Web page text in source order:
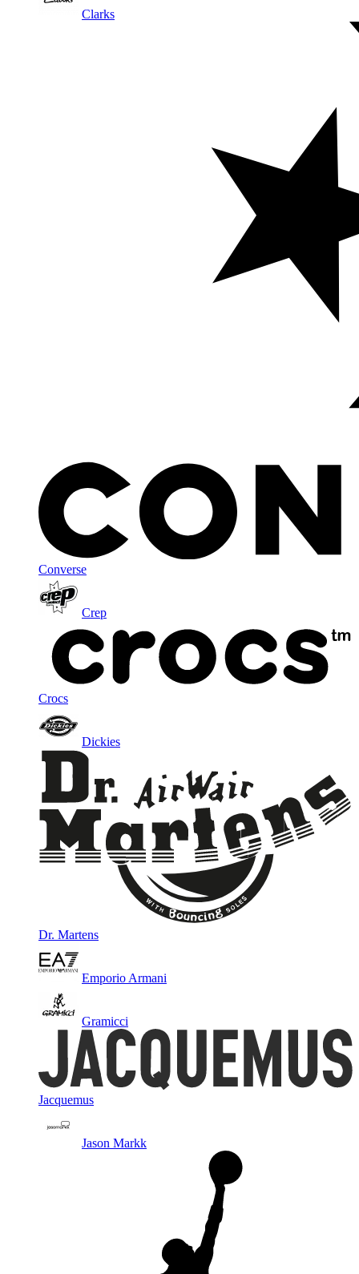
Clarks
Converse
Crep
Crocs
Dickies
Dr. Martens
Emporio Armani
Gramicci
Jacquemus
Jason Markk